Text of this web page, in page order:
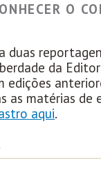
O
duas
da
edições
as matérias de
aqui.